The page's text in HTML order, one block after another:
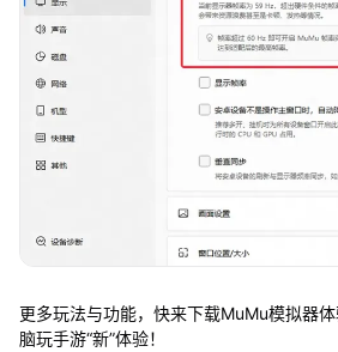
更多玩法与功能，快来下载MuMu模拟器
脑玩手游“新”体验！